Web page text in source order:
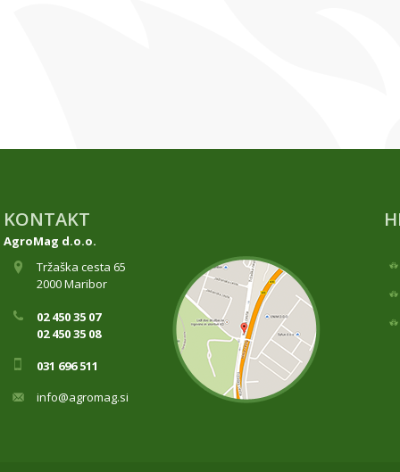
KONTAKT
AgroMag d.o.o.
Tržaška cesta 65
2000 Maribor
02 450 35 07
02 450 35 08
031 696 511
info@agromag.si